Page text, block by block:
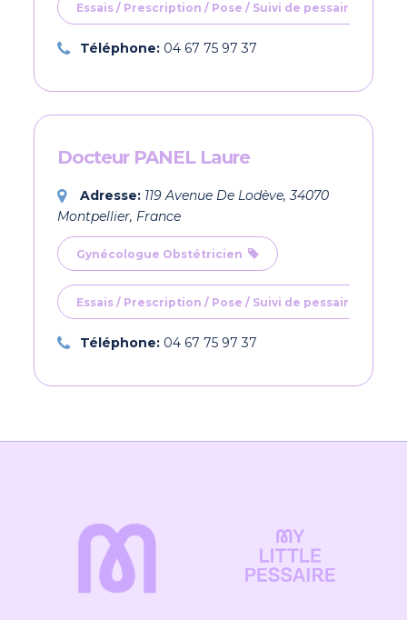
Essais / Prescription / Pose / Suivi de pessaires
Téléphone: 04 67 75 97 37
Docteur PANEL Laure
Adresse: 119 Avenue De Lodève, 34070
Montpellier, France
Gynécologue Obstétricien
Essais / Prescription / Pose / Suivi de pessaires
Téléphone: 04 67 75 97 37